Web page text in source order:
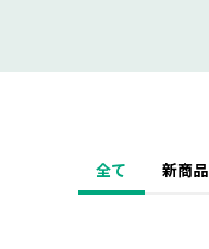
全て 新商品